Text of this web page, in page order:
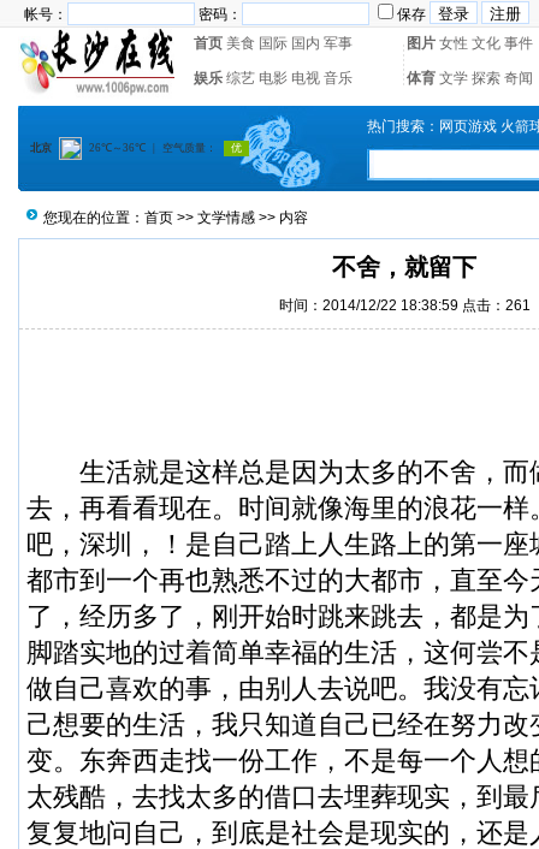
帐号： 密码：
保存
首页 美食 国际 国内 军事 图片 女性 文化 事件
娱乐 综艺 电影 电视 音乐 体育 文学 探索 奇闻
热门搜索： 网页游戏 火箭
您现在的位置： 首页 >> 文学情感 >> 内容
不舍，就留下
时间：2014/12/22 18:38:59 点击： 261
生活就是这样总是因为太多的不舍，而
去，再看看现在。时间就像海里的浪花一
吧，深圳，！是自己踏上人生路上的第一
都市到一个再也熟悉不过的大都市，直至
了，经历多了，刚开始时跳来跳去，都是
脚踏实地的过着简单幸福的生活，这何尝
做自己喜欢的事，由别人去说吧。我没有
己想要的生活，我只知道自己已经在努力
变。东奔西走找一份工作，不是每一个人
太残酷，去找太多的借口去埋葬现实，到
复复地问自己，到底是社会是现实的，还